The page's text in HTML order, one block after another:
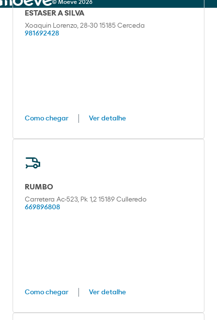
ESTASER A SILVA
Xoaquin Lorenzo, 28-30 15185 Cerceda
981692428
Como chegar Ver detalhe
RUMBO
Carretera Ac-523, Pk 1,2 15189 Culleredo
669896808
Como chegar Ver detalhe
© Moeve 2026